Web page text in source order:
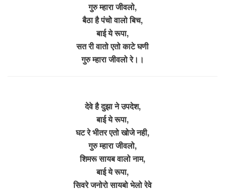
गुरु म्हारा जीवलो,
बैठा है पंचोे वालो बिच,
बाई ये रूपा,
सत री वातो एतो काटे घणी
गुरु म्हारा जीवलो रे।।
देवे है दुझा ने उपदेश,
बाई ये रूपा,
घट रे भीतर एतो खोजे नही,
गुरु म्हारा जीवलो,
शिमरू सायब वालो नाम,
बाई ये रूपा,
सिवरे जनोरो सायबो भेलो रेवे